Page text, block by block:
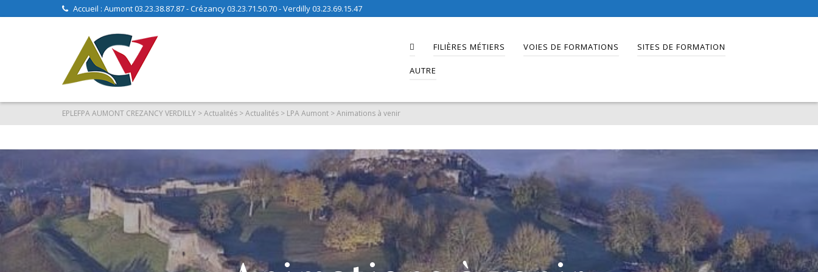
Accueil : Aumont 03.23.38.87.87 - Crézancy 03.23.71.50.70 - Verdilly 03.23.69.15.47
FILIÈRES MÉTIERS VOIES DE FORMATIONS SITES DE FORMATION
AUTRE
EPLEFPA AUMONT CREZANCY VERDILLY >Actualités >Actualités > LPA Aumont >Animations à venir